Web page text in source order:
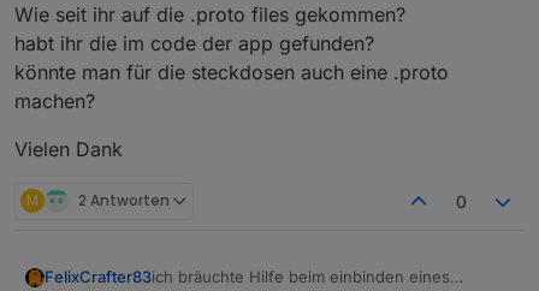
Wie seit ihr auf die .proto files gekommen?
habt ihr die im code der app gefunden?
könnte man für die steckdosen auch eine .proto
machen?
Vielen Dank
M 2 Antworten 0
FelixCrafter83ich bräuchte Hilfe beim einbinden eines